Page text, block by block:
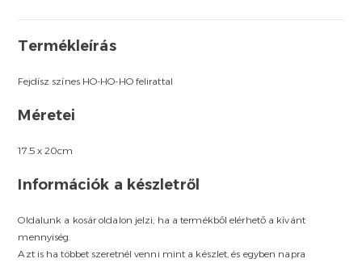
Termékleírás
Fejdísz színes HO-HO-HO felirattal
Méretei
17.5 x 20cm
Információk a készletről
Oldalunk a kosár oldalon jelzi, ha a termékből elérhető a kívánt
mennyiség.
Azt is ha többet szeretnél venni mint a készlet, és egyben napra